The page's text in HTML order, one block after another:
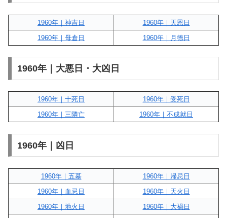
1960年｜神吉日
1960年｜天恩日
1960年｜母倉日
1960年｜月徳日
1960年｜大悪日・大凶日
1960年｜十死日
1960年｜受死日
1960年｜三隣亡
1960年｜不成就日
1960年｜凶日
1960年｜五墓
1960年｜帰忌日
1960年｜血忌日
1960年｜天火日
1960年｜地火日
1960年｜大禍日